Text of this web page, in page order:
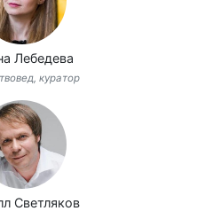
Лебедева
куратор
Светляков